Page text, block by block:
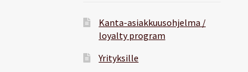
Kanta-asiakkuusohjelma /
loyalty program
Yrityksille